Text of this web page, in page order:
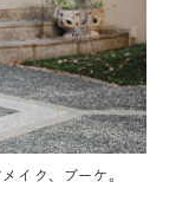
イク、ブーケ。